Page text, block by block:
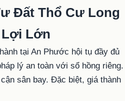
Đất Thổ Cư Long
Lớn
tại An Phước hội tụ đầy đủ
lý an toàn với sổ hồng riêng.
sân bay. Đặc biệt, giá thành